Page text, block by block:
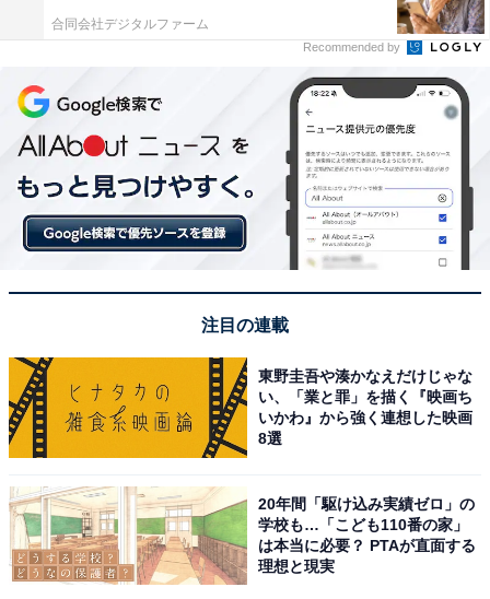
袋を開けた瞬間、チョコの香りが漂う
袋を開けてみると、その瞬間にチョコの甘い香りがして
きました。思わず袋に顔を近づけてクンクンとかいでし
高まります。
合同会社デジタルファーム
Recommended by
注目の連載
東野圭吾や湊かなえだけじゃな
い、「業と罪」を描く『映画ち
いかわ』から強く連想した映画
8選
20年間「駆け込み実績ゼロ」の
学校も…「こども110番の家」
は本当に必要？ PTAが直面する
理想と現実